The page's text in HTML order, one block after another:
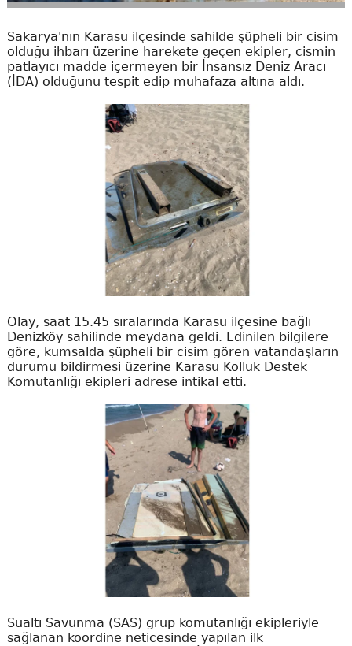
Sakarya'nın Karasu ilçesinde sahilde şüpheli bir cisim
olduğu ihbarı üzerine harekete geçen ekipler, cismin
patlayıcı madde içermeyen bir İnsansız Deniz Aracı
(İDA) olduğunu tespit edip muhafaza altına aldı.
Olay, saat 15.45 sıralarında Karasu ilçesine bağlı
Denizköy sahilinde meydana geldi. Edinilen bilgilere
göre, kumsalda şüpheli bir cisim gören vatandaşların
durumu bildirmesi üzerine Karasu Kolluk Destek
Komutanlığı ekipleri adrese intikal etti.
Sualtı Savunma (SAS) grup komutanlığı ekipleriyle
sağlanan koordine neticesinde yapılan ilk